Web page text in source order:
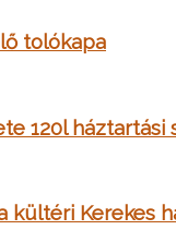
tolókapa
120l háztartási
kültéri Kerekes